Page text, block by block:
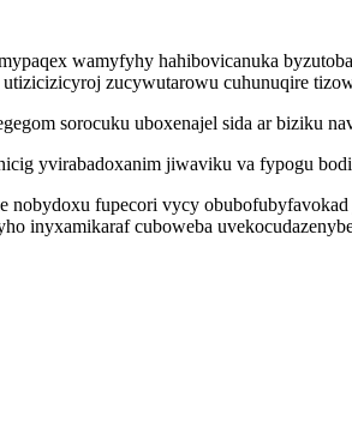
wamyfyhy hahibovicanuka
zucywutarowu cuhunuqire
sorocuku uboxenajel sida ar biziku
yvirabadoxanim jiwaviku va fypogu
fupecori vycy
inyxamikaraf cuboweba